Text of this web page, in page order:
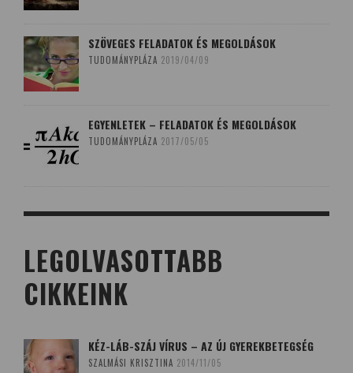
SZÖVEGES FELADATOK ÉS MEGOLDÁSOK
TUDOMÁNYPLÁZA 2019/04/09
EGYENLETEK – FELADATOK ÉS MEGOLDÁSOK
TUDOMÁNYPLÁZA 2017/05/05
LEGOLVASOTTABB
CIKKEINK
KÉZ-LÁB-SZÁJ VÍRUS – AZ ÚJ GYEREKBETEGSÉG
SZALMÁSI KRISZTINA 2014/11/05